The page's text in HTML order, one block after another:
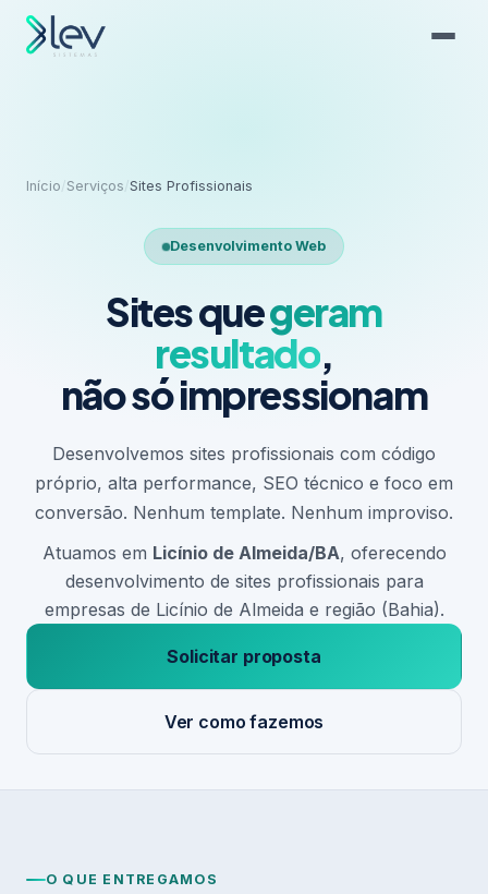
Início Serviços Sites Profissionais
Desenvolvimento Web
Sites quegeram
resultado,
não só impressionam
Desenvolvemos sites profissionais com código
próprio, alta performance, SEO técnico e foco em
conversão. Nenhum template. Nenhum improviso.
Atuamos em Licínio de Almeida/BA, oferecendo
desenvolvimento de sites profissionais para
empresas de Licínio de Almeida e região (Bahia).
Solicitar proposta
Ver como fazemos
O QUE ENTREGAMOS